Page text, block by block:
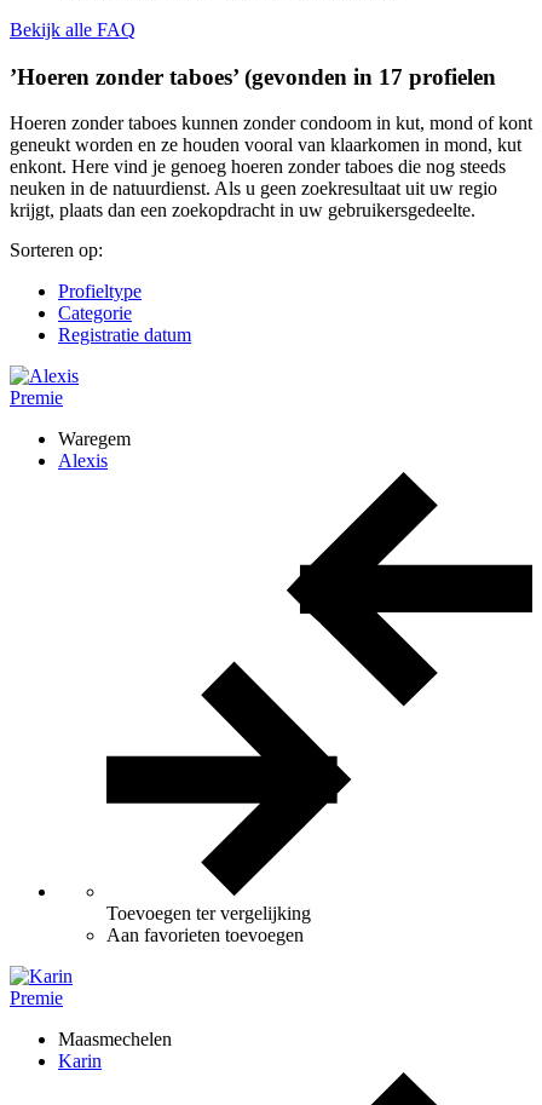
Bekijk alle FAQ
’Hoeren zonder taboes’ (gevonden in 17 profielen
Hoeren zonder taboes kunnen zonder condoom in kut, mond of kont
geneukt worden en ze houden vooral van klaarkomen in mond, kut
enkont. Here vind je genoeg hoeren zonder taboes die nog steeds
neuken in de natuurdienst. Als u geen zoekresultaat uit uw regio
krijgt, plaats dan een zoekopdracht in uw gebruikersgedeelte.
Sorteren op:
Profieltype
Categorie
Registratie datum
Premie
Waregem
Alexis
Toevoegen ter vergelijking
Aan favorieten toevoegen
Premie
Maasmechelen
Karin